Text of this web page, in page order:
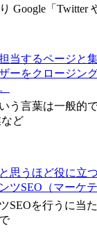
Google「Twitter
当するページと
ーをクロージン
う言葉は一般的
ど
思うほど役に立
ツSEO（マーケ
SEOを行うに当